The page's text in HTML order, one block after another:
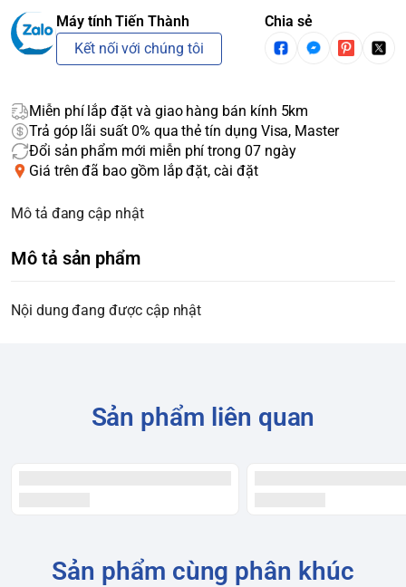
Máy tính Tiến Thành
Kết nối với chúng tôi
Chia sẻ
Miễn phí lắp đặt và giao hàng bán kính 5km
Trả góp lãi suất 0% qua thẻ tín dụng Visa, Master
Đổi sản phẩm mới miễn phí trong 07 ngày
Giá trên đã bao gồm lắp đặt, cài đặt
Mô tả đang cập nhật
Mô tả sản phẩm
Nội dung đang được cập nhật
Sản phẩm liên quan
Sản phẩm cùng phân khúc